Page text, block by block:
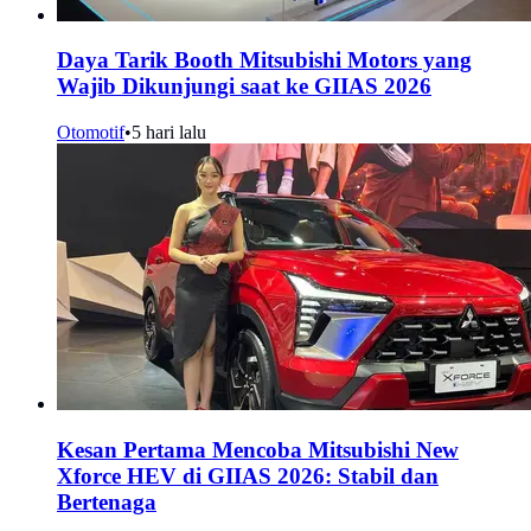
Daya Tarik Booth Mitsubishi Motors yang
Wajib Dikunjungi saat ke GIIAS 2026
Otomotif•5 hari lalu
Kesan Pertama Mencoba Mitsubishi New
Xforce HEV di GIIAS 2026: Stabil dan
Bertenaga